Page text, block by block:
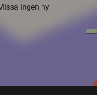
ingen ny